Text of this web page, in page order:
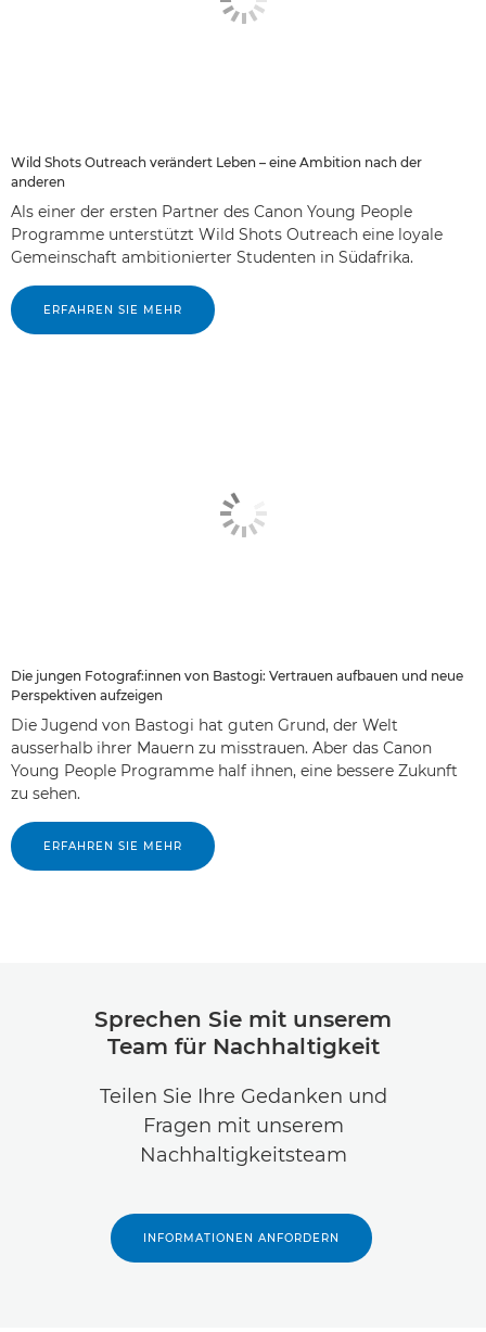
Wild Shots Outreach verändert Leben – eine Ambition nach der
anderen
Als einer der ersten Partner des Canon Young People
Programme unterstützt Wild Shots Outreach eine loyale
Gemeinschaft ambitionierter Studenten in Südafrika.
ERFAHREN SIE MEHR
Die jungen Fotograf:innen von Bastogi: Vertrauen aufbauen und neue
Perspektiven aufzeigen
Die Jugend von Bastogi hat guten Grund, der Welt
ausserhalb ihrer Mauern zu misstrauen. Aber das Canon
Young People Programme half ihnen, eine bessere Zukunft
zu sehen.
ERFAHREN SIE MEHR
Sprechen Sie mit unserem
Team für Nachhaltigkeit
Teilen Sie Ihre Gedanken und
Fragen mit unserem
Nachhaltigkeitsteam
INFORMATIONEN ANFORDERN